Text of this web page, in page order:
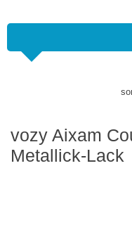
vozy Aixam
Metallick-Lack